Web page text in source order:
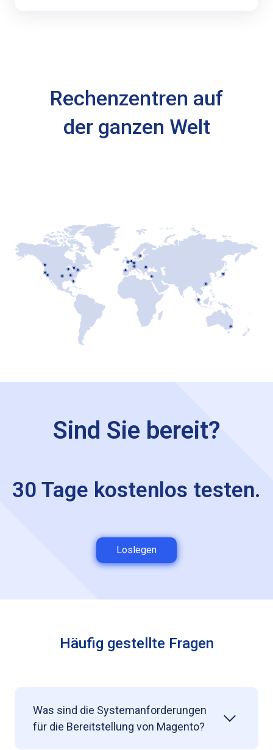
Rechenzentren auf
der ganzen Welt
Sind Sie bereit?
30 Tage kostenlos testen.
Loslegen
Häufig gestellte Fragen
Was sind die Systemanforderungen
für die Bereitstellung von Magento?